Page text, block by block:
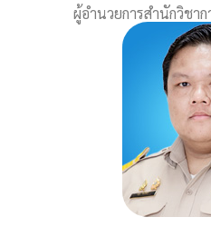
ผู้อำนวยการสำนักวิชา